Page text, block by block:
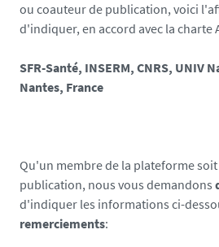
ou coauteur de publication, voici
d'indiquer, en accord avec la charte
SFR-Santé, INSERM, CNRS, UNIV
Nantes, France
Qu'un membre de la plateforme
publication, nous vous demandons
d'indiquer les informations ci-
remerciements: